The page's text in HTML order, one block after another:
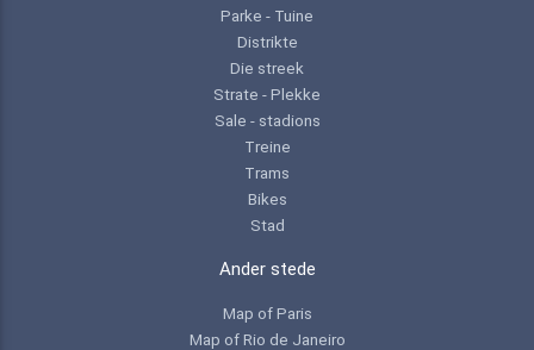
Parke - Tuine
Distrikte
Die streek
Strate - Plekke
Sale - stadions
Treine
Trams
Bikes
Stad
Ander stede
Map of Paris
Map of Rio de Janeiro